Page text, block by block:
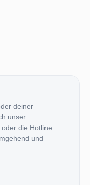
deiner
unser
die Hotline
und